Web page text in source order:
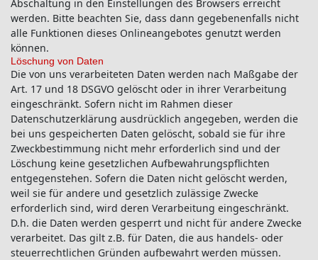
Abschaltung in den Einstellungen des Browsers erreicht
werden. Bitte beachten Sie, dass dann gegebenenfalls nicht
alle Funktionen dieses Onlineangebotes genutzt werden
können.
Löschung von Daten
Die von uns verarbeiteten Daten werden nach Maßgabe der
Art. 17 und 18 DSGVO gelöscht oder in ihrer Verarbeitung
eingeschränkt. Sofern nicht im Rahmen dieser
Datenschutzerklärung ausdrücklich angegeben, werden die
bei uns gespeicherten Daten gelöscht, sobald sie für ihre
Zweckbestimmung nicht mehr erforderlich sind und der
Löschung keine gesetzlichen Aufbewahrungspflichten
entgegenstehen. Sofern die Daten nicht gelöscht werden,
weil sie für andere und gesetzlich zulässige Zwecke
erforderlich sind, wird deren Verarbeitung eingeschränkt.
D.h. die Daten werden gesperrt und nicht für andere Zwecke
verarbeitet. Das gilt z.B. für Daten, die aus handels- oder
steuerrechtlichen Gründen aufbewahrt werden müssen.